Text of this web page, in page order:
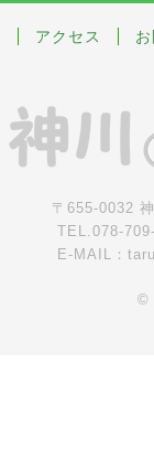
アクセス
〒655-0032
TEL.078-
E-MAIL：
©